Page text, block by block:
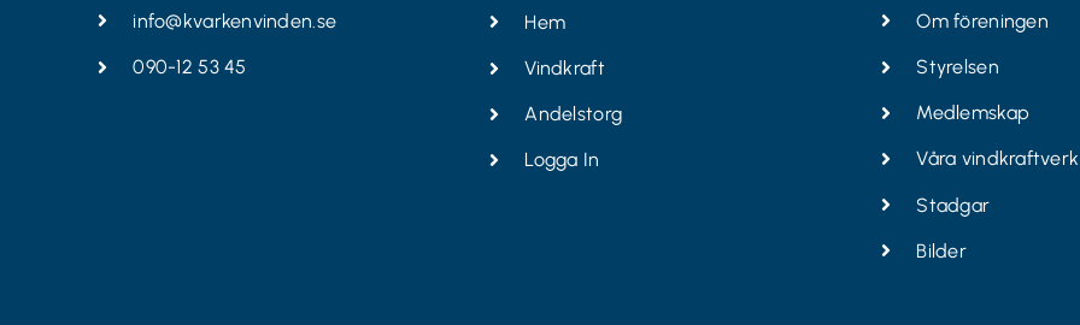
info@kvarkenvinden.se
090-12 53 45
Hem
Vindkraft
Andelstorg
Logga In
Om föreningen
Styrelsen
Medlemskap
Våra vindkraftverk
Stadgar
Bilder